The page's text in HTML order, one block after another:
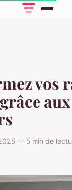
vos
— 5 min de